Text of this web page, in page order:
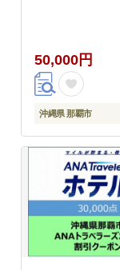
50,000円
沖縄県 那覇市